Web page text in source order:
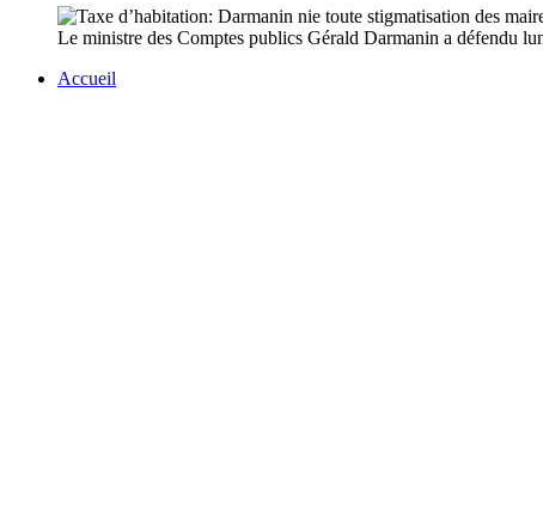
Le ministre des Comptes publics Gérald Darmanin a défendu
Accueil